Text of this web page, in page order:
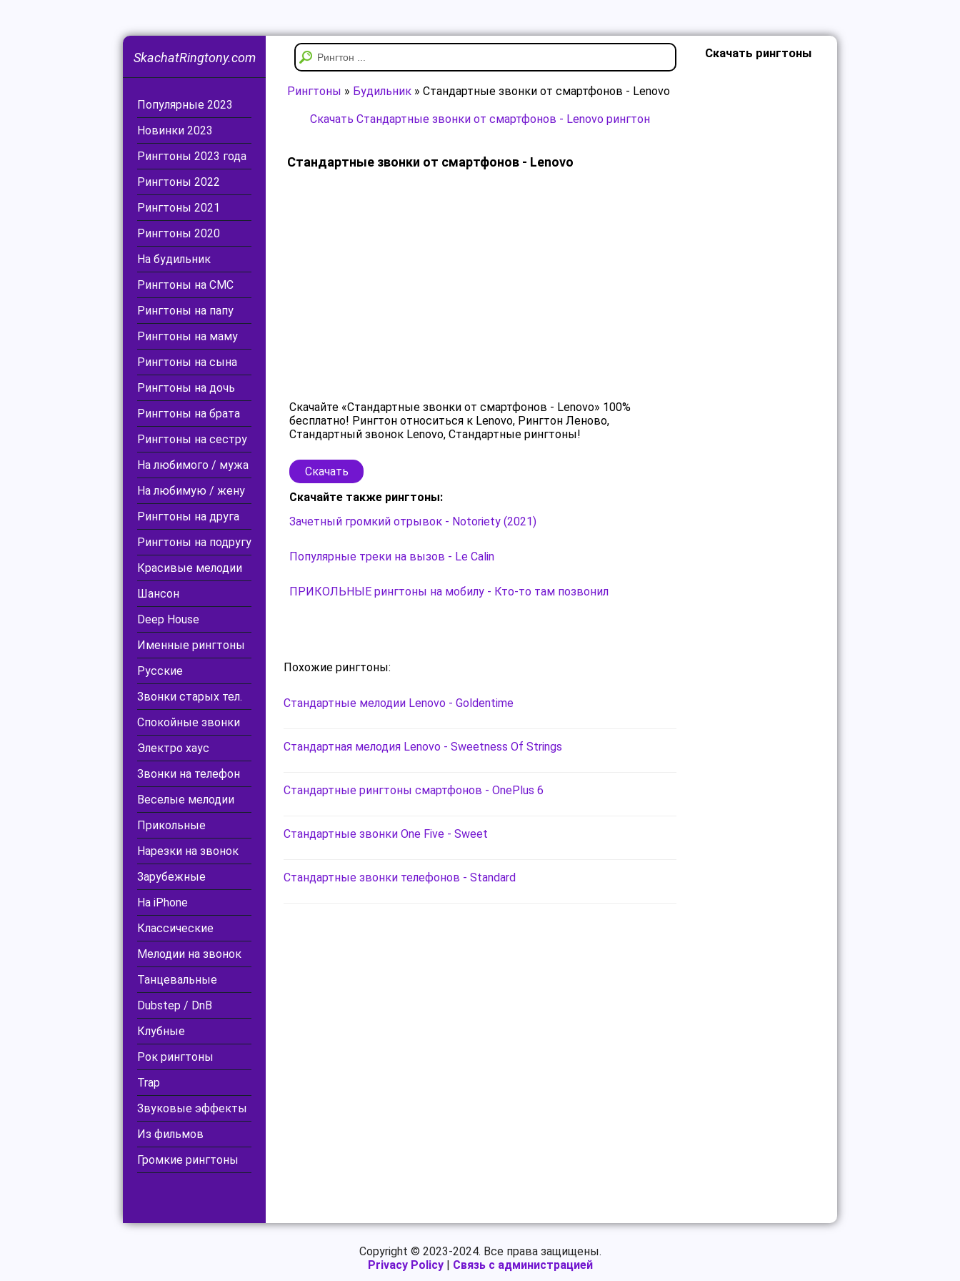
SkachatRingtony.com
Популярные 2023
Новинки 2023
Рингтоны 2023 года
Рингтоны 2022
Рингтоны 2021
Рингтоны 2020
На будильник
Рингтоны на СМС
Рингтоны на папу
Рингтоны на маму
Рингтоны на сына
Рингтоны на дочь
Рингтоны на брата
Рингтоны на сестру
На любимого / мужа
На любимую / жену
Рингтоны на друга
Рингтоны на подругу
Красивые мелодии
Шансон
Deep House
Именные рингтоны
Русские
Звонки старых тел.
Спокойные звонки
Электро хаус
Звонки на телефон
Веселые мелодии
Прикольные
Нарезки на звонок
Зарубежные
На iPhone
Классические
Мелодии на звонок
Танцевальные
Dubstep / DnB
Клубные
Рок рингтоны
Trap
Звуковые эффекты
Из фильмов
Громкие рингтоны
Рингтоны » Будильник » Стандартные звонки от смартфонов - Lenovo
Скачать Стандартные звонки от смартфонов - Lenovo рингтон
Стандартные звонки от смартфонов - Lenovo
Скачайте «Стандартные звонки от смартфонов - Lenovo» 100%
бесплатно! Рингтон относиться к Lenovo, Рингтон Леново,
Стандартный звонок Lenovo, Стандартные рингтоны!
Скачать
Скачайте также рингтоны:
Зачетный громкий отрывок - Notoriety (2021)
Популярные треки на вызов - Le Calin
ПРИКОЛЬНЫЕ рингтоны на мобилу - Кто-то там позвонил
Похожие рингтоны:
Стандартные мелодии Lenovo - Goldentime
Стандартная мелодия Lenovo - Sweetness Of Strings
Стандартные рингтоны смартфонов - OnePlus 6
Стандартные звонки One Five - Sweet
Стандартные звонки телефонов - Standard
Скачать рингтоны
Copyright © 2023-2024. Все права защищены.
Privacy Policy| Связь с администрацией